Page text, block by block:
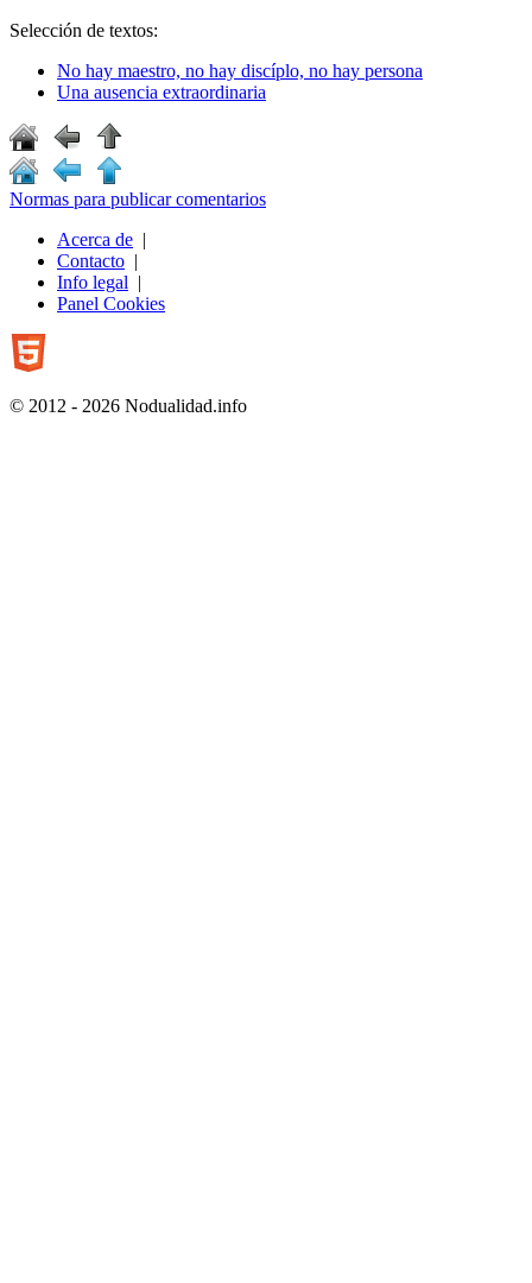
Selección de textos:
No hay maestro, no hay discíplo, no hay persona
Una ausencia extraordinaria
Normas para publicar comentarios
Acerca de |
Contacto |
Info legal |
Panel Cookies
© 2012 - 2026 Nodualidad.info